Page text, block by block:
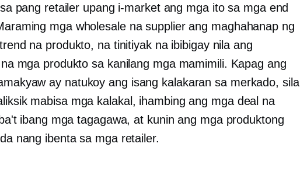
pang retailer upang i-market ang mga ito sa mga end
mga wholesale na supplier ang maghahanap ng
na produkto, na tinitiyak na ibibigay nila ang
mga produkto sa kanilang mga mamimili. Kapag ang
ay natukoy ang isang kalakaran sa merkado, sila
mabisamga kalakal, ihambing ang mga deal na
ibang mga tagagawa, at kunin ang mga produktong
nang ibenta sa mga retailer.